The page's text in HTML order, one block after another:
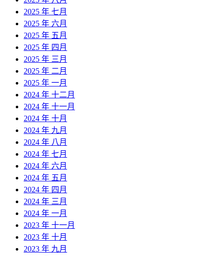
2025 年 七月
2025 年 六月
2025 年 五月
2025 年 四月
2025 年 三月
2025 年 二月
2025 年 一月
2024 年 十二月
2024 年 十一月
2024 年 十月
2024 年 九月
2024 年 八月
2024 年 七月
2024 年 六月
2024 年 五月
2024 年 四月
2024 年 三月
2024 年 一月
2023 年 十一月
2023 年 十月
2023 年 九月